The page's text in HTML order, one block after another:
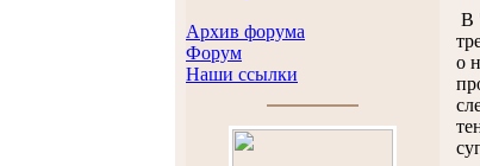
Архив форума
Форум
Наши ссылки
В
о